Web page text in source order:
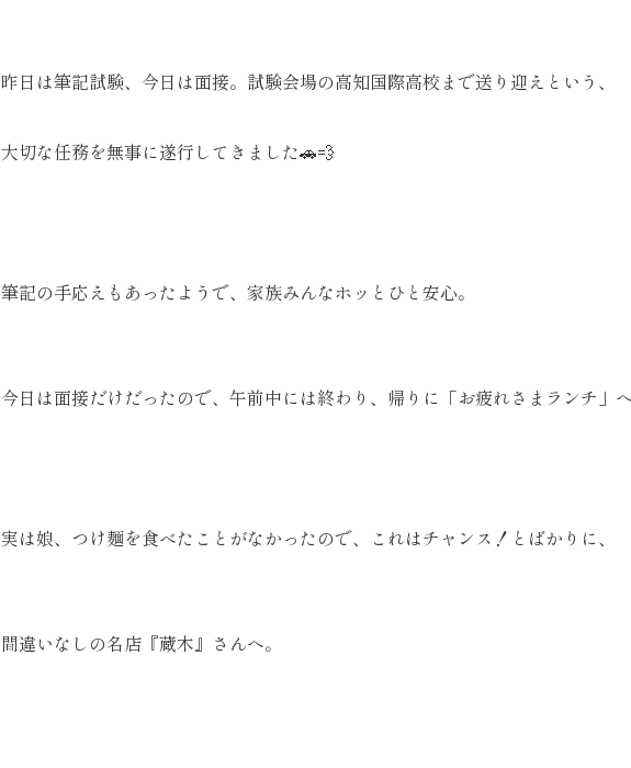
昨日は筆記試験、今日は面接。試験会場の高知国際高校まで送り迎えという、
大切な任務を無事に遂行してきました🚗💨
筆記の手応えもあったようで、家族みんなホッとひと安心。
今日は面接だけだったので、午前中には終わり、帰りに「お疲れさまランチ」
実は娘、つけ麺を食べたことがなかったので、これはチャンス！とばかりに、
間違いなしの名店『蔵木』さんへ。